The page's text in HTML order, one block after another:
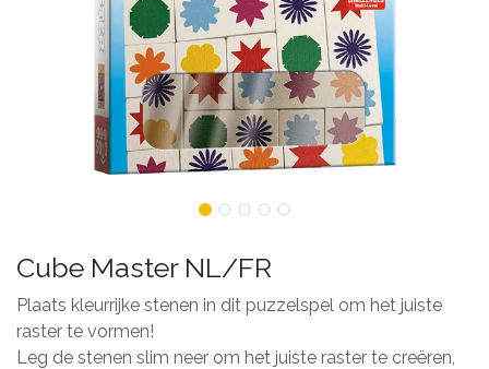
Cube Master NL/FR
Plaats kleurrijke stenen in dit puzzelspel om het juiste
raster te vormen!
Leg de stenen slim neer om het juiste raster te creëren,